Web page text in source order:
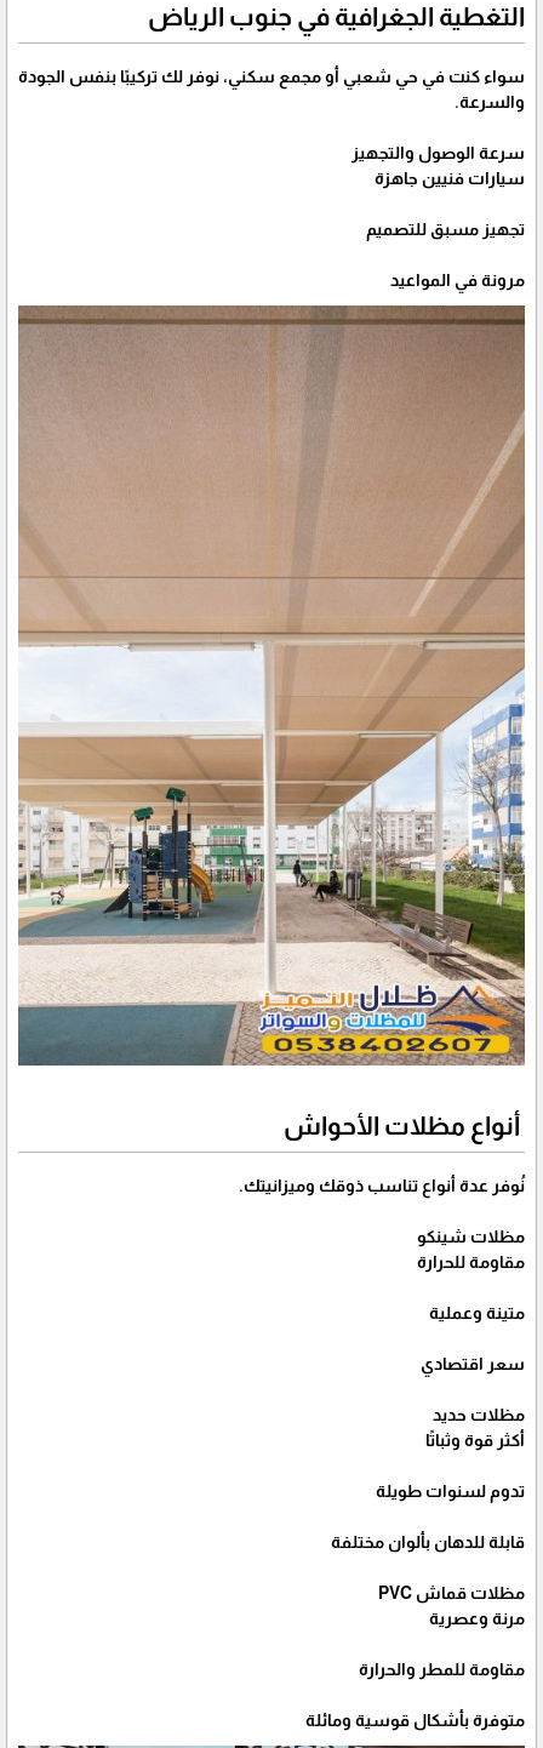
التغطية الجغرافية في جنوب الرياض
سواء كنت في حي شعبي أو مجمع سكني، نوفر لك تركيبًا بنفس الجودة
والسرعة.
سرعة الوصول والتجهيز
سيارات فنيين جاهزة
تجهيز مسبق للتصميم
مرونة في المواعيد
أنواع مظلات الأحواش
نُوفر عدة أنواع تناسب ذوقك وميزانيتك.
مظلات شينكو
مقاومة للحرارة
متينة وعملية
سعر اقتصادي
مظلات حديد
أكثر قوة وثباتًا
تدوم لسنوات طويلة
قابلة للدهان بألوان مختلفة
مظلات قماش PVC
مرنة وعصرية
مقاومة للمطر والحرارة
متوفرة بأشكال قوسية ومائلة